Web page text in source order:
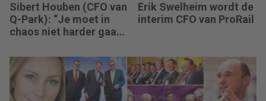
Sibert Houben (CFO van
Q-Park): “Je moet in
chaos niet harder gaan
naar de fundamenten.”
Erik Swelheim wordt de
interim CFO van ProRail